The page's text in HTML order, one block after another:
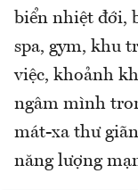
biển nhiệt đới,
spa, gym, khu
việc, khoảnh
ngâm mình
mát-xa thư
năng lượng